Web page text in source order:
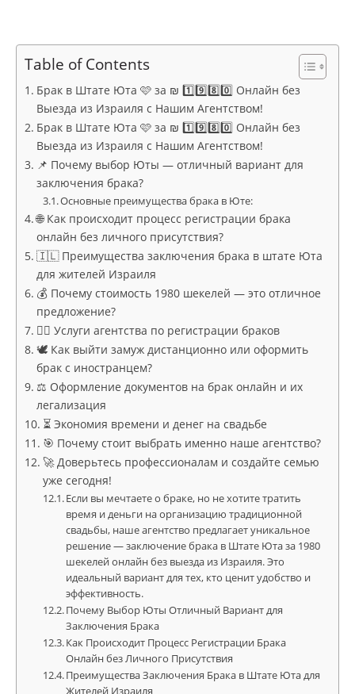
Table of Contents
Брак в Штате Юта 🩷 за ₪ 1️⃣9️⃣8️⃣0️⃣ Онлайн без
Выезда из Израиля с Нашим Агентством!
Брак в Штате Юта 🩷 за ₪ 1️⃣9️⃣8️⃣0️⃣ Онлайн без
Выезда из Израиля с Нашим Агентством!
📌 Почему выбор Юты — отличный вариант для
заключения брака?
Основные преимущества брака в Юте:
🌐 Как происходит процесс регистрации брака
онлайн без личного присутствия?
🇮🇱 Преимущества заключения брака в штате Юта
для жителей Израиля
💰 Почему стоимость 1980 шекелей — это отличное
предложение?
👩‍⚖️ Услуги агентства по регистрации браков
🕊 Как выйти замуж дистанционно или оформить
брак с иностранцем?
⚖️ Оформление документов на брак онлайн и их
легализация
⏳ Экономия времени и денег на свадьбе
🎯 Почему стоит выбрать именно наше агентство?
🚀 Доверьтесь профессионалам и создайте семью
уже сегодня!
Если вы мечтаете о браке, но не хотите тратить
время и деньги на организацию традиционной
свадьбы, наше агентство предлагает уникальное
решение — заключение брака в Штате Юта за 1980
шекелей онлайн без выезда из Израиля. Это
идеальный вариант для тех, кто ценит удобство и
эффективность.
Почему Выбор Юты Отличный Вариант для
Заключения Брака
Как Происходит Процесс Регистрации Брака
Онлайн без Личного Присутствия
Преимущества Заключения Брака в Штате Юта для
Жителей Израиля